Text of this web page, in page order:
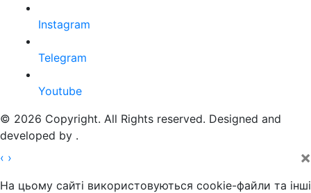
Instagram
Telegram
Youtube
© 2026 Copyright. All Rights reserved. Designed and
developed by .
‹ › ×
На цьому сайті використовуються cookie-файли та інші